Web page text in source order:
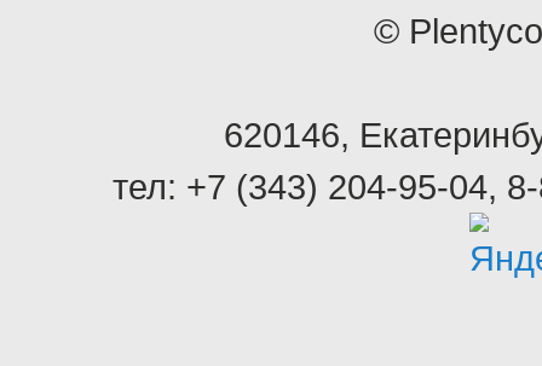
©
620146,
тел: +7 (343) 204-95-04,